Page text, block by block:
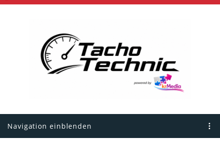
Navigation einblenden